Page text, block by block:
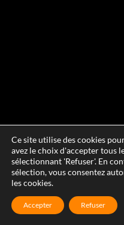
Ce site utilise des cookies
avez le choix d'accepter tous
sélectionnant 'Refuser'. En
sélection, vous consentez
les cookies.
Accepter Refuser